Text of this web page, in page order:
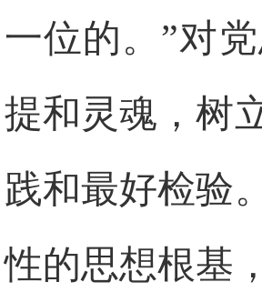
一位的。”对
提和灵魂，树
践和最好检验
性的思想根基